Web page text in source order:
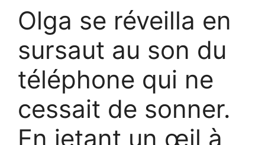
Olga se réveilla en
sursaut au son du
téléphone qui ne
cessait de sonner.
En jetant un œil à